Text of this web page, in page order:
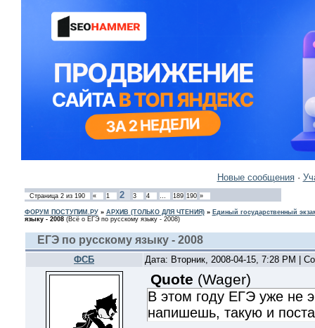
Новые сообщения·
Страница 2из 190 « 1 2 3 4 … 189 190 »
ФОРУМ ПОСТУПИМ.РУ» АРХИВ (ТОЛЬКО ДЛЯ ЧТЕНИЯ)» Единый государственный
языку - 2008 (Всё о ЕГЭ по русскому языку - 2008)
ЕГЭ по русскому языку - 2008
ФСБ Дата: Вторник, 2008-04-15, 7:28 PM |
Quote (Wager)
В этом году ЕГЭ уже не
напишешь, такую и